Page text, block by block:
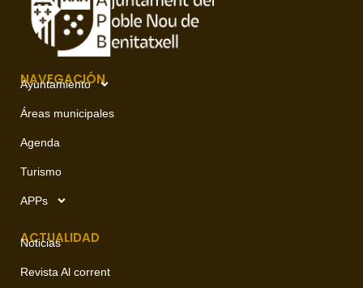
NAVEGACIÓN
Ayuntamiento
Áreas municipales
Agenda
Turismo
APPs
ACTUALIDAD
Noticias
Revista Al corrent